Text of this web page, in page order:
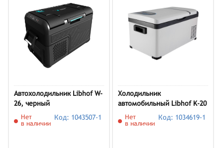
Автохолодильник Libhof W-
26, черный
Нет
в наличии
Код: 1043507-1
Холодильник
автомобильный Libhof K-20
Нет
в наличии
Код: 1034619-1